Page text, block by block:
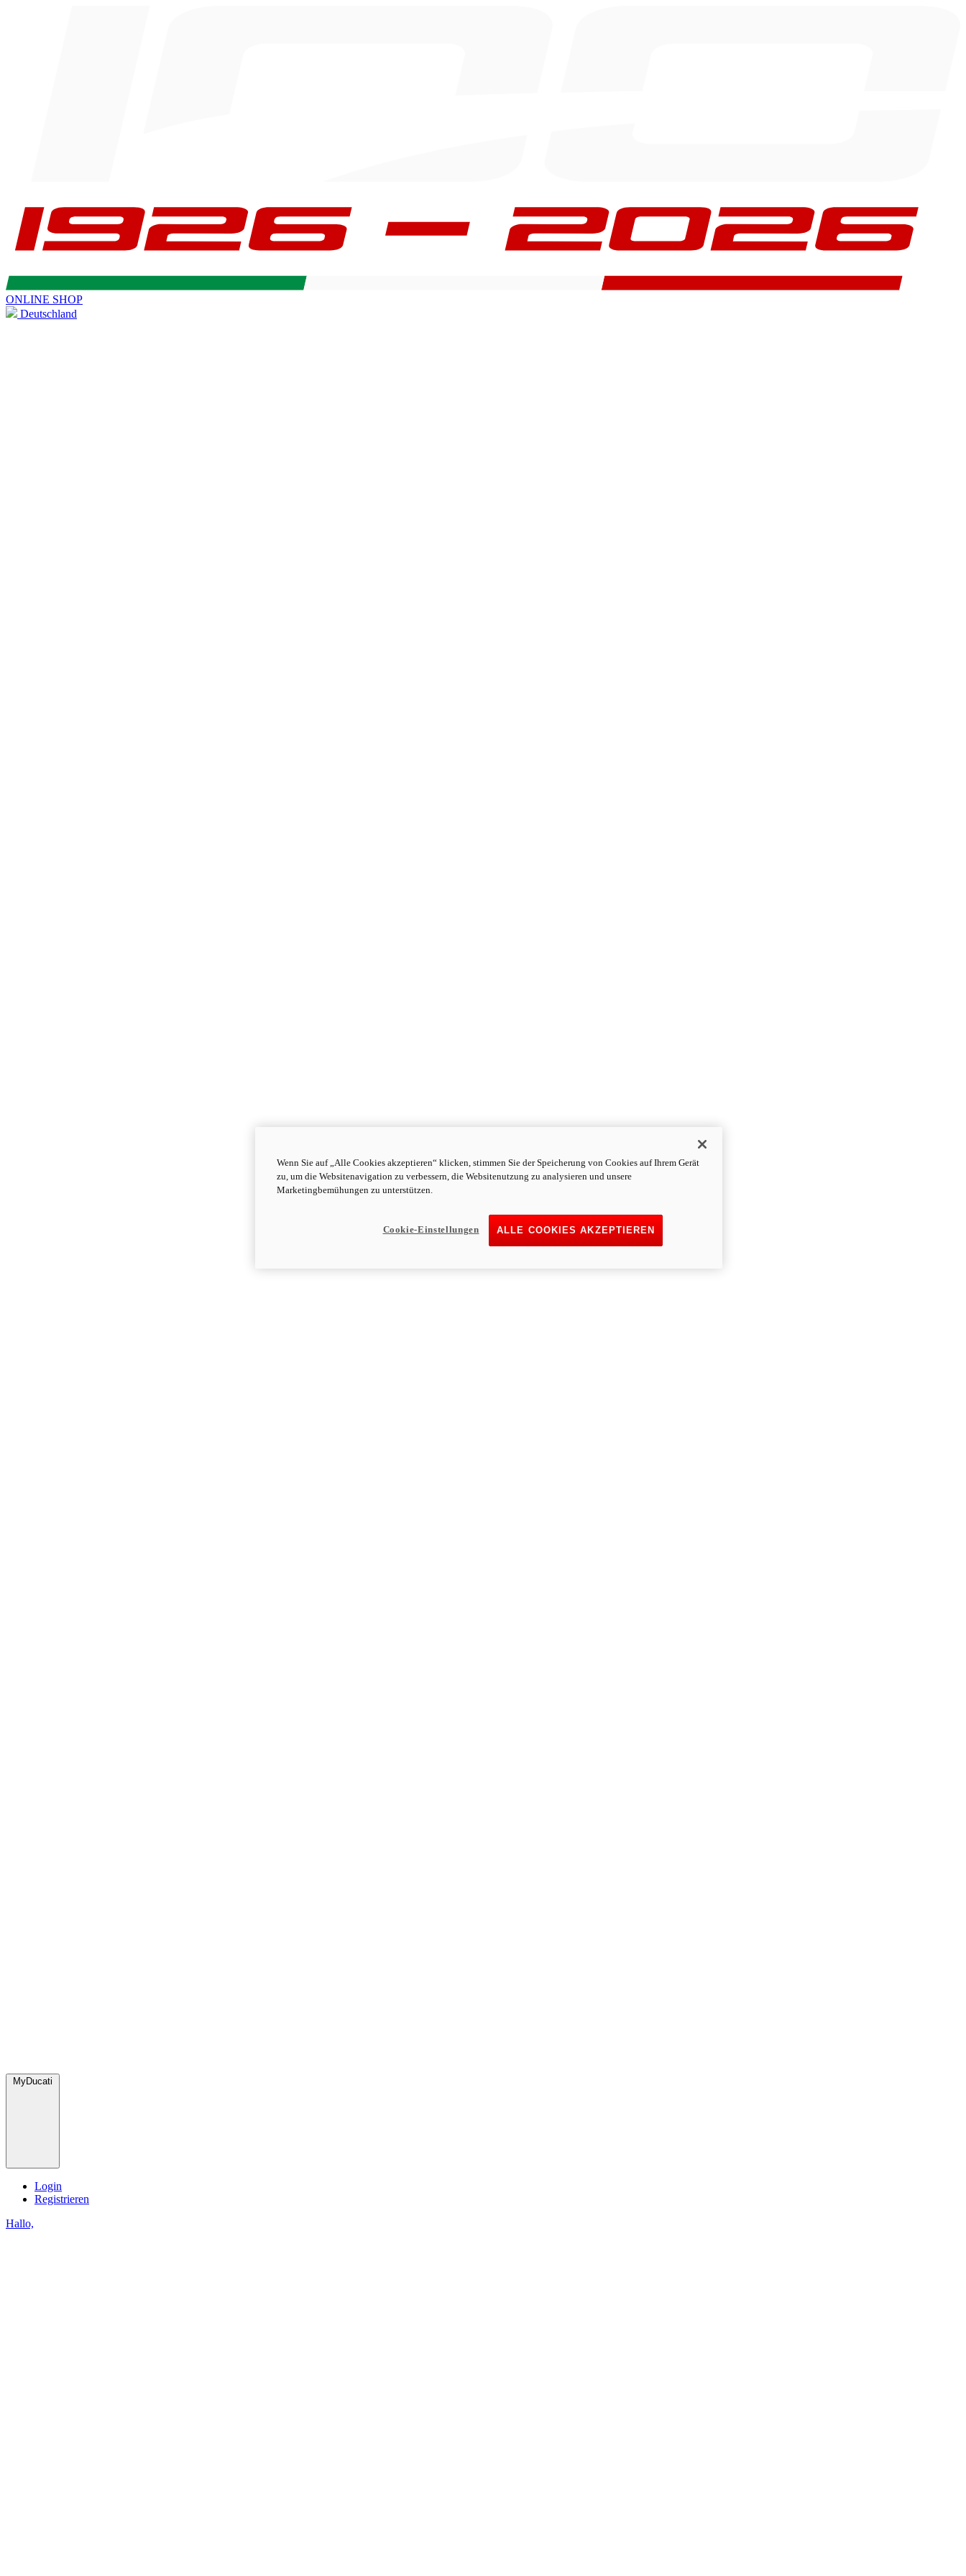
ONLINE SHOP
Deutschland
MyDucati
Login
Registrieren
Hallo,
Wenn Sie auf „Alle Cookies akzeptieren“ klicken, stimmen Sie der Speicherung von Cookies auf Ihrem Gerät
zu, um die Websitenavigation zu verbessern, die Websitenutzung zu analysieren und unsere
Marketingbemühungen zu unterstützen.
ALLE COOKIES AKZEPTIEREN
Cookie-Einstellungen